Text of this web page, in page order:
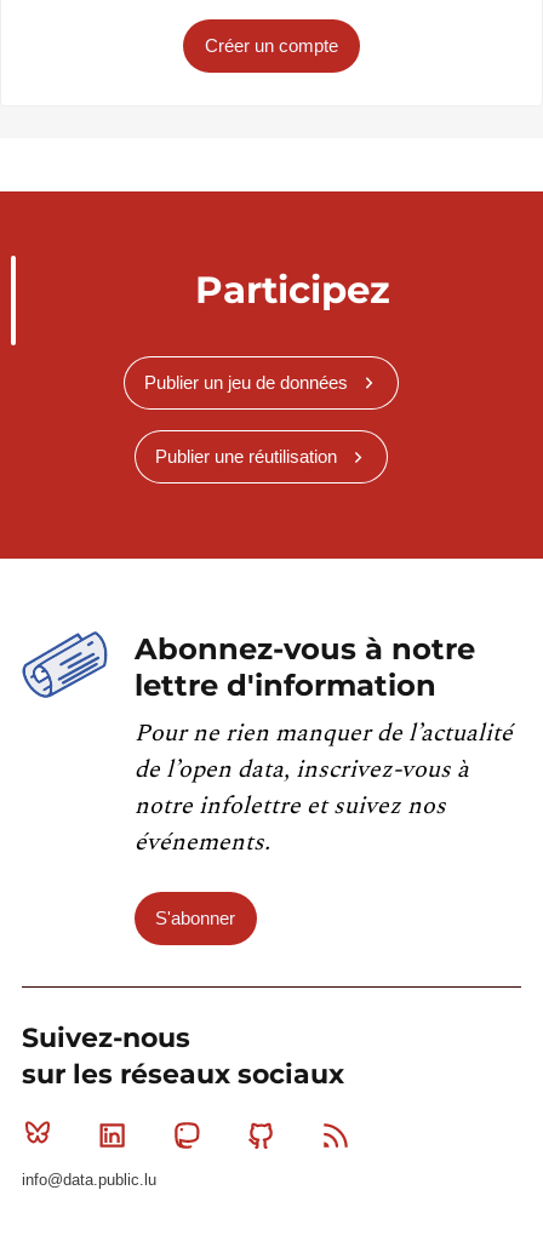
Créer un compte
Participez
Publier un jeu de données
Publier une réutilisation
Abonnez-vous à notre
lettre d'information
Pour ne rien manquer de l’actualité
de l’open data, inscrivez-vous à
notre infolettre et suivez nos
événements.
S'abonner
Suivez-nous
sur les réseaux sociaux
Bluesky Linkedin MastodonGithub
info@data.public.lu